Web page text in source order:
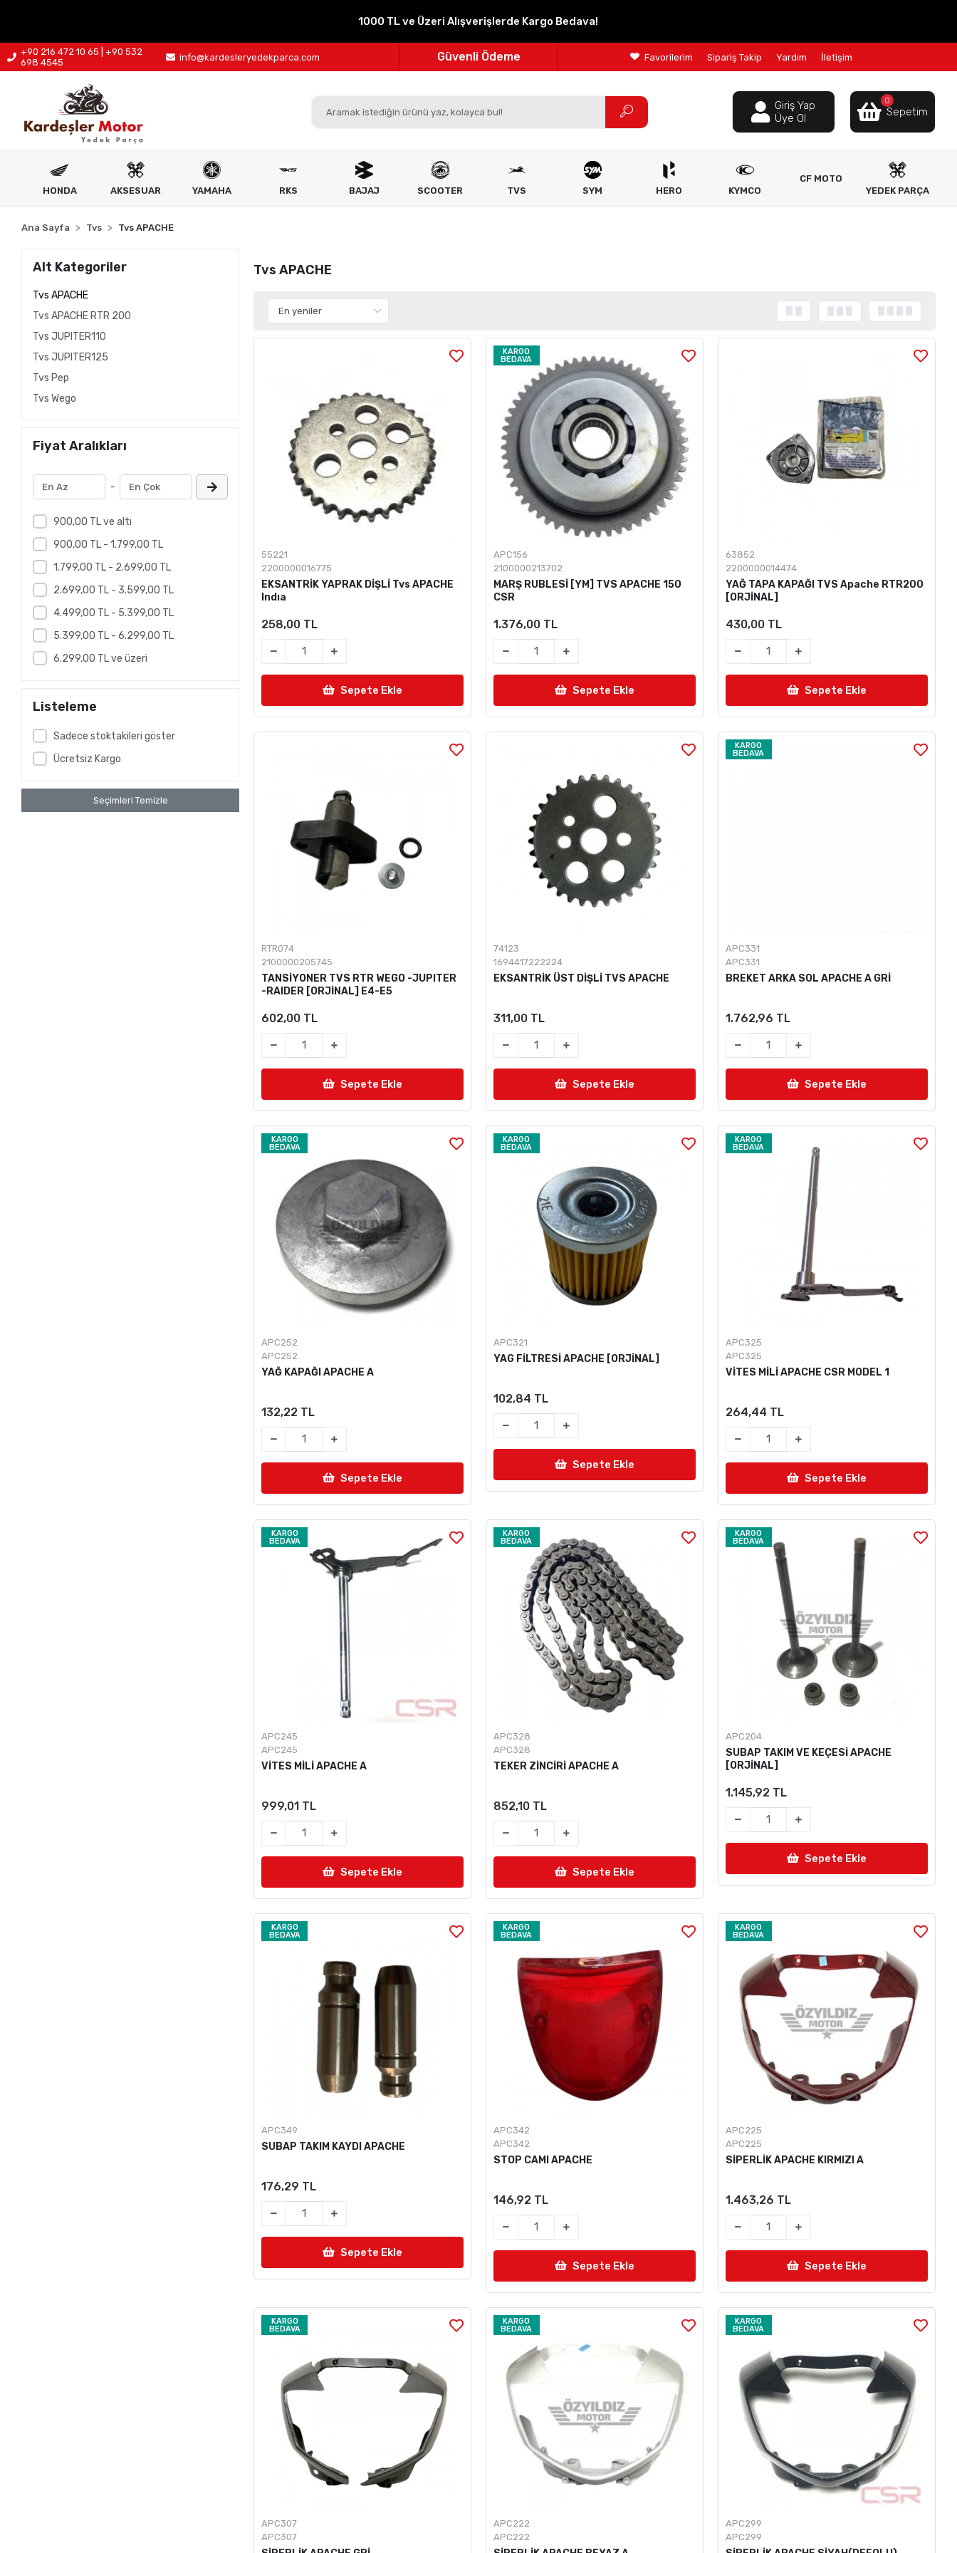
1000 TL ve Üzeri Alışverişlerde Kargo Bedava!
+90 216 472 10 65 | +90 532
698 4545
info@kardesleryedekparca.com
Parçanızın Online Adresi
100% Orijinal Ürün
Güvenli Ödeme
Ücretsiz İade
Favorilerim Sipariş Takip Yardım İletişim
Giriş Yap
Üye Ol
0
Sepetim
HONDA AKSESUAR YAMAHA RKS BAJAJ SCOOTER TVS SYM HERO KYMCO
CF MOTO
YEDEK PARÇA
Ana Sayfa Tvs Tvs APACHE
Alt Kategoriler
Tvs APACHE
Tvs APACHE RTR 200
Tvs JUPITER110
Tvs JUPITER125
Tvs Pep
Tvs Wego
Fiyat Aralıkları
-
900,00 TL ve altı
900,00 TL - 1.799,00 TL
1.799,00 TL - 2.699,00 TL
2.699,00 TL - 3.599,00 TL
4.499,00 TL - 5.399,00 TL
5.399,00 TL - 6.299,00 TL
6.299,00 TL ve üzeri
Listeleme
Sadece stoktakileri göster
Ücretsiz Kargo
Seçimleri Temizle
Tvs APACHE
55221
2200000016775
EKSANTRİK YAPRAK DİŞLİ Tvs APACHE
Indıa
258,00 TL
Sepete Ekle
KARGO
BEDAVA
APC156
2100000213702
MARŞ RUBLESİ [YM] TVS APACHE 150
CSR
1.376,00 TL
Sepete Ekle
63852
2200000014474
YAĞ TAPA KAPAĞI TVS Apache RTR200
[ORJİNAL]
430,00 TL
Sepete Ekle
RTR074
2100000205745
TANSİYONER TVS RTR WEGO -JUPITER
-RAIDER [ORJİNAL] E4-E5
602,00 TL
Sepete Ekle
74123
1694417222224
EKSANTRİK ÜST DİŞLİ TVS APACHE
311,00 TL
Sepete Ekle
KARGO
BEDAVA
APC331
APC331
BREKET ARKA SOL APACHE A GRİ
1.762,96 TL
Sepete Ekle
KARGO
BEDAVA
APC252
APC252
YAĞ KAPAĞI APACHE A
132,22 TL
Sepete Ekle
KARGO
BEDAVA
APC321
YAG FİLTRESİ APACHE [ORJİNAL]
102,84 TL
Sepete Ekle
KARGO
BEDAVA
APC325
APC325
VİTES MİLİ APACHE CSR MODEL 1
264,44 TL
Sepete Ekle
KARGO
BEDAVA
APC245
APC245
VİTES MİLİ APACHE A
999,01 TL
Sepete Ekle
KARGO
BEDAVA
APC328
APC328
TEKER ZİNCİRİ APACHE A
852,10 TL
Sepete Ekle
KARGO
BEDAVA
APC204
SUBAP TAKIM VE KEÇESİ APACHE
[ORJİNAL]
1.145,92 TL
Sepete Ekle
KARGO
BEDAVA
APC349
SUBAP TAKIM KAYDI APACHE
176,29 TL
Sepete Ekle
KARGO
BEDAVA
APC342
APC342
STOP CAMI APACHE
146,92 TL
Sepete Ekle
KARGO
BEDAVA
APC225
APC225
SİPERLİK APACHE KIRMIZI A
1.463,26 TL
Sepete Ekle
KARGO
BEDAVA
APC307
APC307
KARGO
BEDAVA
APC222
APC222
KARGO
BEDAVA
APC299
APC299